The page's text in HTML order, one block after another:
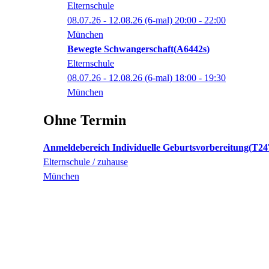
Elternschule
08.07.26 - 12.08.26 (6-mal) 20:00 - 22:00
München
Bewegte Schwangerschaft A6442s
Elternschule
08.07.26 - 12.08.26 (6-mal) 18:00 - 19:30
München
Ohne Termin
Anmeldebereich Individuelle Geburtsvorbereitung
Elternschule / zuhause
München